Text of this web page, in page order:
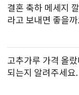
결혼 축하 메세지
라고 보내면 좋을
고추가루 가격 올
되는지 알려주세요.